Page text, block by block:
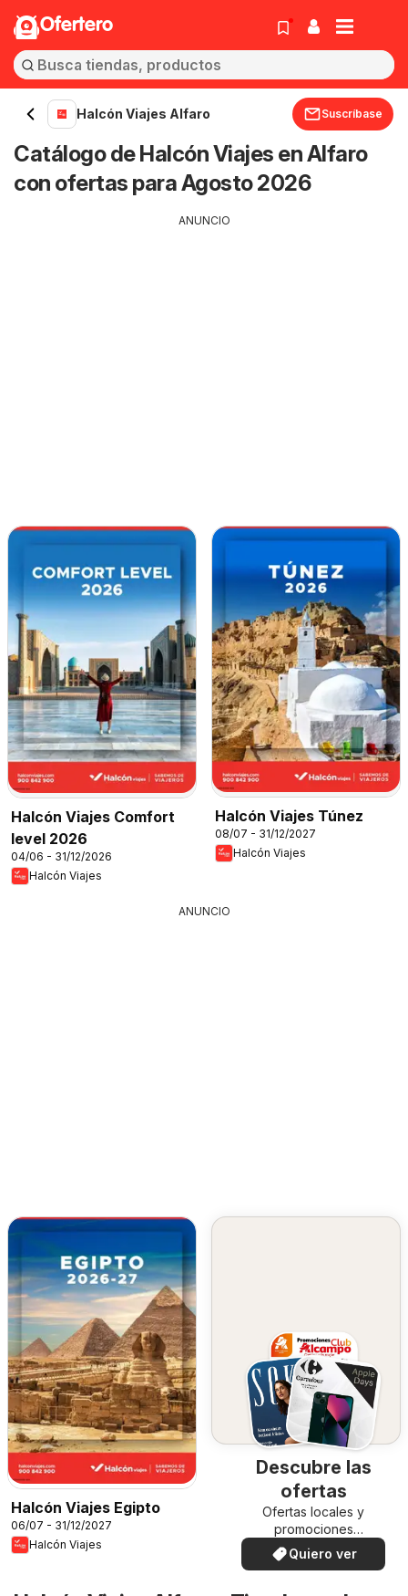
Ofertero
Halcón Viajes Alfaro Suscríbase
Catálogo de Halcón Viajes en Alfaro
con ofertas para Agosto 2026
ANUNCIO
Halcón Viajes Comfort
level 2026
04/06 - 31/12/2026
Halcón Viajes
Halcón Viajes Túnez
08/07 - 31/12/2027
Halcón Viajes
ANUNCIO
Halcón Viajes Egipto
06/07 - 31/12/2027
Halcón Viajes
Descubre las
ofertas
Ofertas locales y
promociones
especiales.
Quiero ver